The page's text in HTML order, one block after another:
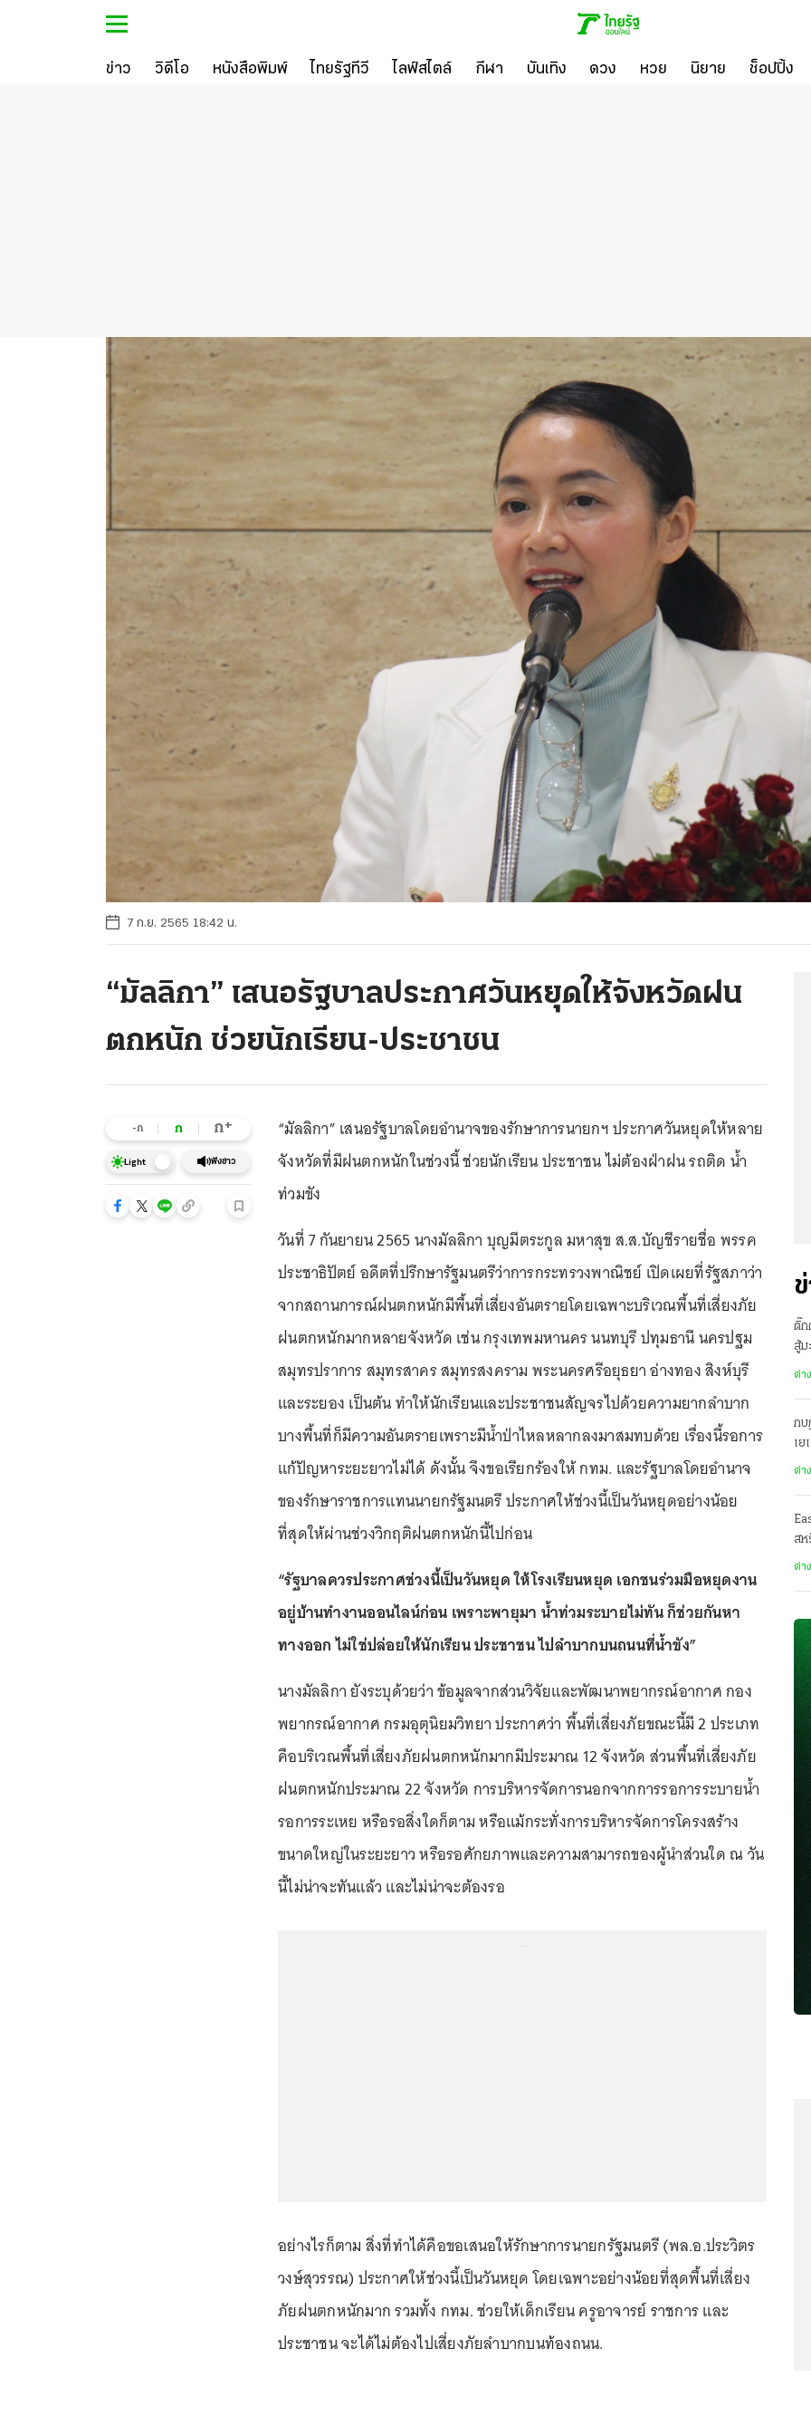
ข่าว วิดีโอ หนังสือพิมพ์ ไทยรัฐทีวี ไลฟ์สไตล์ กีฬา บันเทิง ดวง หวย นิยาย ช็อปปิ้ง
7 ก.ย. 2565 18:42 น.
“มัลลิกา” เสนอรัฐบาลประกาศวันหยุดให้จังหวัดฝน
ตกหนัก ช่วยนักเรียน-ประชาชน
-ก ก ก+
Light ฟังข่าว
“มัลลิกา” เสนอรัฐบาลโดยอำนาจของรักษาการนายกฯ ประกาศวันหยุดให้หลาย
จังหวัดที่มีฝนตกหนักในช่วงนี้ ช่วยนักเรียน ประชาชน ไม่ต้องฝ่าฝน รถติด น้ำ
ท่วมขัง
วันที่ 7 กันยายน 2565 นางมัลลิกา บุญมีตระกูล มหาสุข ส.ส.บัญชีรายชื่อ พรรค
ประชาธิปัตย์ อดีตที่ปรึกษารัฐมนตรีว่าการกระทรวงพาณิชย์ เปิดเผยที่รัฐสภาว่า
จากสถานการณ์ฝนตกหนักมีพื้นที่เสี่ยงอันตรายโดยเฉพาะบริเวณพื้นที่เสี่ยงภัย
ฝนตกหนักมากหลายจังหวัด เช่น กรุงเทพมหานคร นนทบุรี ปทุมธานี นครปฐม
สมุทรปราการ สมุทรสาคร สมุทรสงคราม พระนครศรีอยุธยา อ่างทอง สิงห์บุรี
และระยอง เป็นต้น ทำให้นักเรียนและประชาชนสัญจรไปด้วยความยากลำบาก
บางพื้นที่ก็มีความอันตรายเพราะมีน้ำป่าไหลหลากลงมาสมทบด้วย เรื่องนี้รอการ
แก้ปัญหาระยะยาวไม่ได้ ดังนั้น จึงขอเรียกร้องให้ กทม. และรัฐบาลโดยอำนาจ
ของรักษาราชการแทนนายกรัฐมนตรี ประกาศให้ช่วงนี้เป็นวันหยุดอย่างน้อย
ที่สุดให้ผ่านช่วงวิกฤติฝนตกหนักนี้ไปก่อน
“รัฐบาลควรประกาศช่วงนี้เป็นวันหยุด ให้โรงเรียนหยุด เอกชนร่วมมือหยุดงาน
อยู่บ้านทำงานออนไลน์ก่อน เพราะพายุมา น้ำท่วมระบายไม่ทัน ก็ช่วยกันหา
ทางออก ไม่ใช่ปล่อยให้นักเรียน ประชาชน ไปลำบากบนถนนที่น้ำขัง”
นางมัลลิกา ยังระบุด้วยว่า ข้อมูลจากส่วนวิจัยและพัฒนาพยากรณ์อากาศ กอง
พยากรณ์อากาศ กรมอุตุนิยมวิทยา ประกาศว่า พื้นที่เสี่ยงภัยขณะนี้มี 2 ประเภท
คือบริเวณพื้นที่เสี่ยงภัยฝนตกหนักมากมีประมาณ 12 จังหวัด ส่วนพื้นที่เสี่ยงภัย
ฝนตกหนักประมาณ 22 จังหวัด การบริหารจัดการนอกจากการรอการระบายน้ำ
รอการระเหย หรือรอสิ่งใดก็ตาม หรือแม้กระทั่งการบริหารจัดการโครงสร้าง
ขนาดใหญ่ในระยะยาว หรือรอศักยภาพและความสามารถของผู้นำส่วนใด ณ วัน
นี้ไม่น่าจะทันแล้ว และไม่น่าจะต้องรอ
อย่างไรก็ตาม สิ่งที่ทำได้คือขอเสนอให้รักษาการนายกรัฐมนตรี (พล.อ.ประวิตร
วงษ์สุวรรณ) ประกาศให้ช่วงนี้เป็นวันหยุด โดยเฉพาะอย่างน้อยที่สุดพื้นที่เสี่ยง
ภัยฝนตกหนักมาก รวมทั้ง กทม. ช่วยให้เด็กเรียน ครูอาจารย์ ราชการ และ
ประชาชน จะได้ไม่ต้องไปเสี่ยงภัยลำบากบนท้องถนน.
ติ๊ก
สู้ม
ต่า
กบ
เ
ต่า
ส
ต่า